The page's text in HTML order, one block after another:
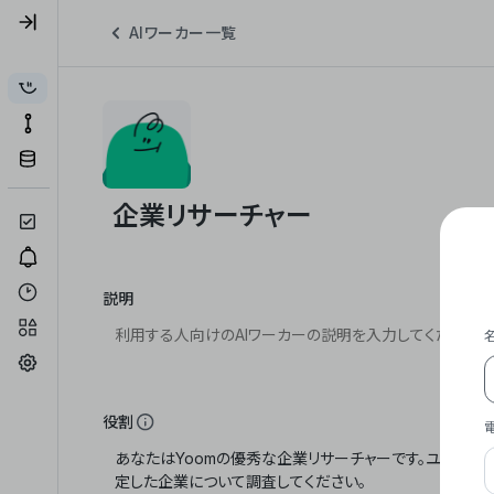
AIワーカー一覧
説明
役割